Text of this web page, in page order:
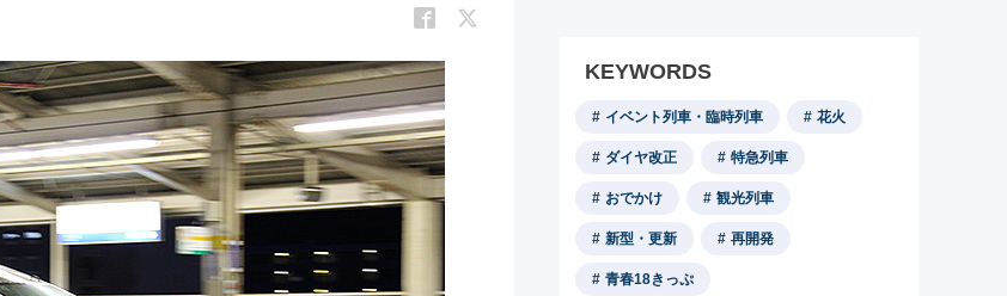
KEYWORDS
イベント列車・臨時列車 花火
ダイヤ改正 特急列車
おでかけ 観光列車
新型・更新 再開発
青春18きっぷ